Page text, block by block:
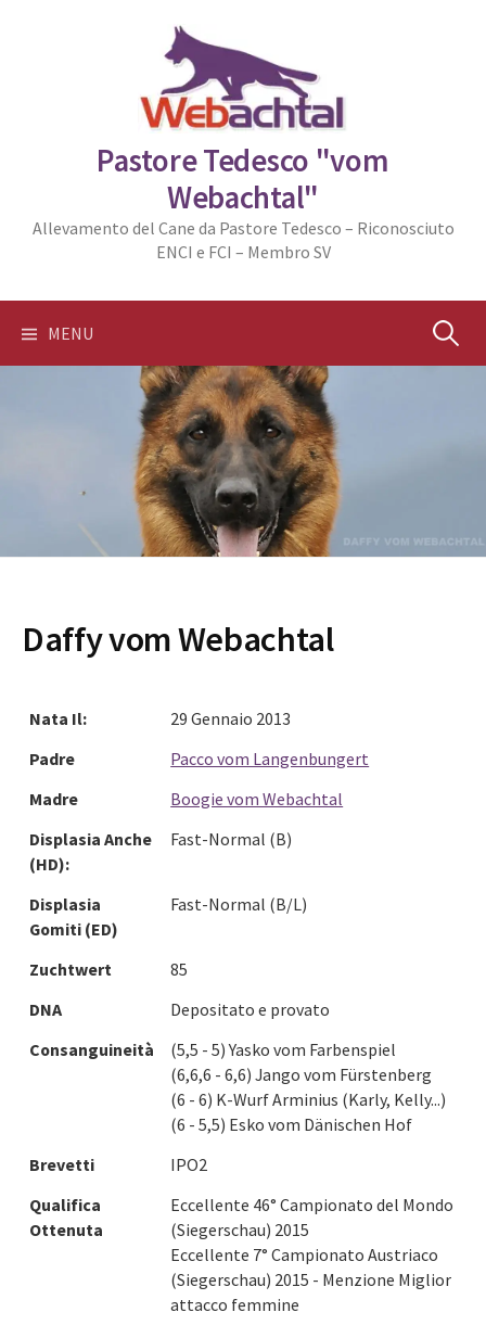
Pastore Tedesco "vom
Webachtal"
Allevamento del Cane da Pastore Tedesco – Riconosciuto
ENCI e FCI – Membro SV
MENU Ricerca
Daffy vom Webachtal
Nata Il:
29 Gennaio 2013
Padre
Pacco vom Langenbungert
Madre
Boogie vom Webachtal
Displasia Anche
(HD):
Fast-Normal (B)
Displasia
Gomiti (ED)
Fast-Normal (B/L)
Zuchtwert
85
DNA
Depositato e provato
Consanguineità
(5,5 - 5) Yasko vom Farbenspiel
(6,6,6 - 6,6) Jango vom Fürstenberg
(6 - 6) K-Wurf Arminius (Karly, Kelly...)
(6 - 5,5) Esko vom Dänischen Hof
Brevetti
IPO2
Qualifica
Ottenuta
Eccellente 46° Campionato del Mondo
(Siegerschau) 2015
Eccellente 7° Campionato Austriaco
(Siegerschau) 2015 - Menzione Miglior
attacco femmine